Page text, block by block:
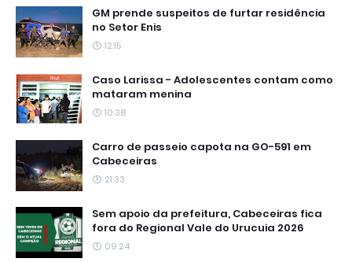
GM prende suspeitos de furtar residência
no Setor Enis
12:15
Caso Larissa - Adolescentes contam como
mataram menina
10:38
Carro de passeio capota na GO-591 em
Cabeceiras
21:33
Sem apoio da prefeitura, Cabeceiras fica
fora do Regional Vale do Urucuia 2026
09:24